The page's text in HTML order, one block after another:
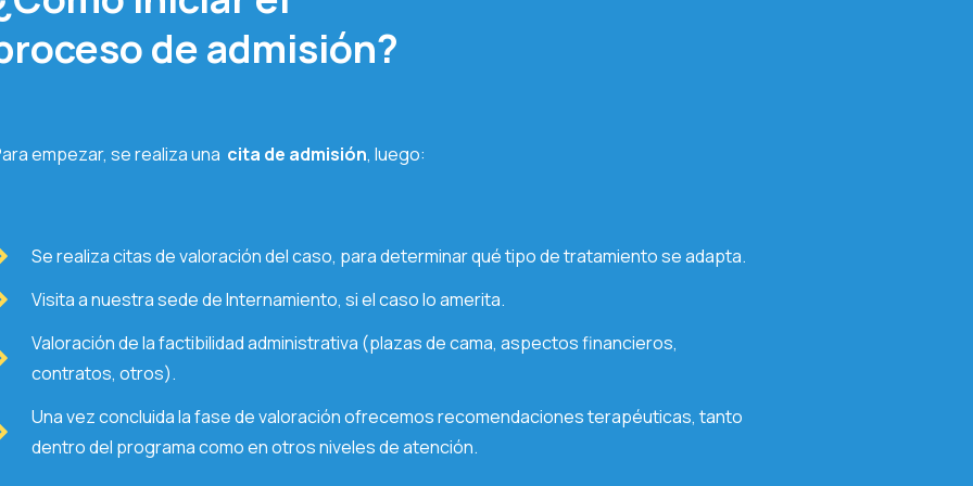
de admisión?
empezar, se realiza una cita de admisión, luego:
Se realiza citas de valoración del caso, para determinar qué tipo de tratamiento se adapta.
Visita a nuestra sede de Internamiento, si el caso lo amerita.
Valoración de la factibilidad administrativa (plazas de cama, aspectos financieros,
contratos, otros).
Una vez concluida la fase de valoración ofrecemos recomendaciones terapéuticas, tanto
dentro del programa como en otros niveles de atención.